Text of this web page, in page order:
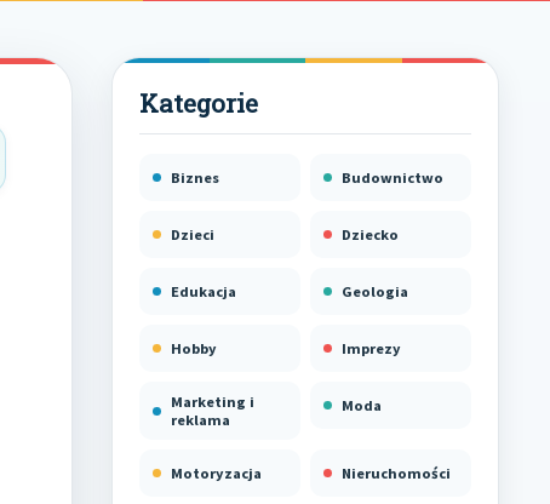
Biznes Budownictwo
Dzieci Dziecko
Edukacja Geologia
Hobby Imprezy
Marketing i
reklama
Moda
Motoryzacja Nieruchomości